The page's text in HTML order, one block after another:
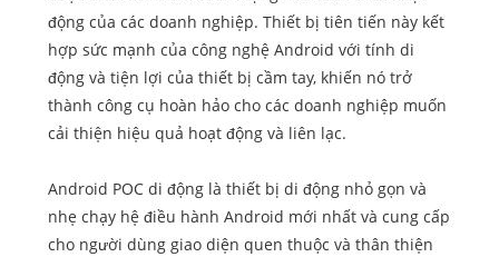
động của các doanh nghiệp. Thiết bị tiên tiến này kết
hợp sức mạnh của công nghệ Android với tính di
động và tiện lợi của thiết bị cầm tay, khiến nó trở
thành công cụ hoàn hảo cho các doanh nghiệp muốn
cải thiện hiệu quả hoạt động và liên lạc.
Android POC di động là thiết bị di động nhỏ gọn và
nhẹ chạy hệ điều hành Android mới nhất và cung cấp
cho người dùng giao diện quen thuộc và thân thiện